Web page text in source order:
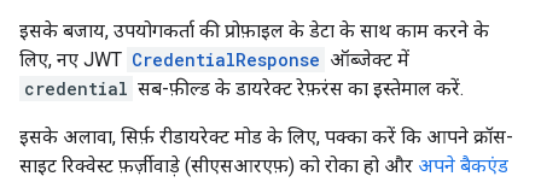
इसके बजाय, उपयोगकर्ता की प्रोफ़ाइल के डेटा के साथ काम करने के
लिए, नए JWT CredentialResponse ऑब्जेक्ट में
credential सब-फ़ील्ड के डायरेक्ट रेफ़रंस का इस्तेमाल करें.
इसके अलावा, सिर्फ़ रीडायरेक्ट मोड के लिए, पक्का करें कि आपने क्रॉस-
साइट रिक्वेस्ट फ़र्ज़ीवाड़े (सीएसआरएफ़) को रोका हो और अपने बैकएंड